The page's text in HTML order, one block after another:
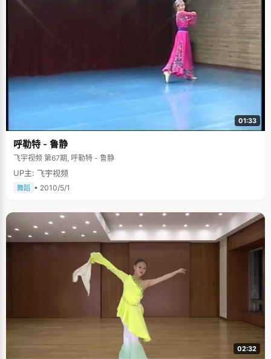
01:33
呼勒特 - 鲁静
飞宇视频 第67期, 呼勒特 - 鲁静
UP主: 飞宇视频
舞蹈 • 2010/5/1
02:32